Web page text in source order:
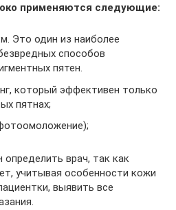
применяются следующие:
Это один из наиболее
способов
пятен.
который эффективен только
пятнах;
врач, так как
учитывая особенности кожи
выявить все